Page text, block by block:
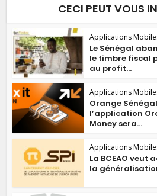
CECI PEUT VOUS
Applications
Le Sénégal
le timbre fiscal
au profit...
Applications
Orange
l’application
Money sera...
Applications
La BCEAO veut
la